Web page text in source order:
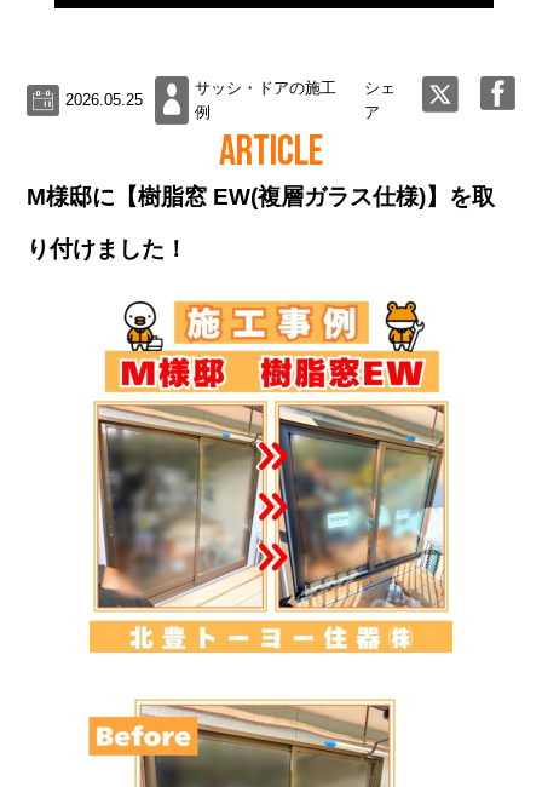
2026.05.25
サッシ・ドアの施工
例
シェ
ア
ARTICLE
M様邸に【樹脂窓 EW(複層ガラス仕様)】を取
り付けました！